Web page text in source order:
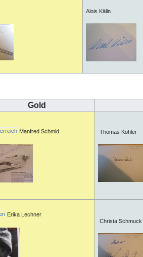
Alois Kälin
Gold
Manfred Schmid Thomas Köhler
Erika Lechner
Christa Schmuck